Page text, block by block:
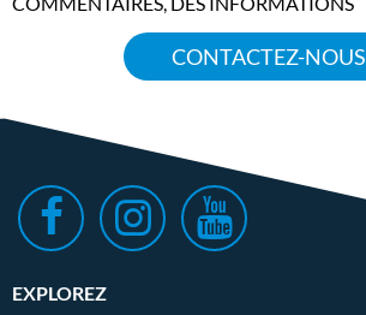
CONTACTEZ-NOUS
EXPLOREZ